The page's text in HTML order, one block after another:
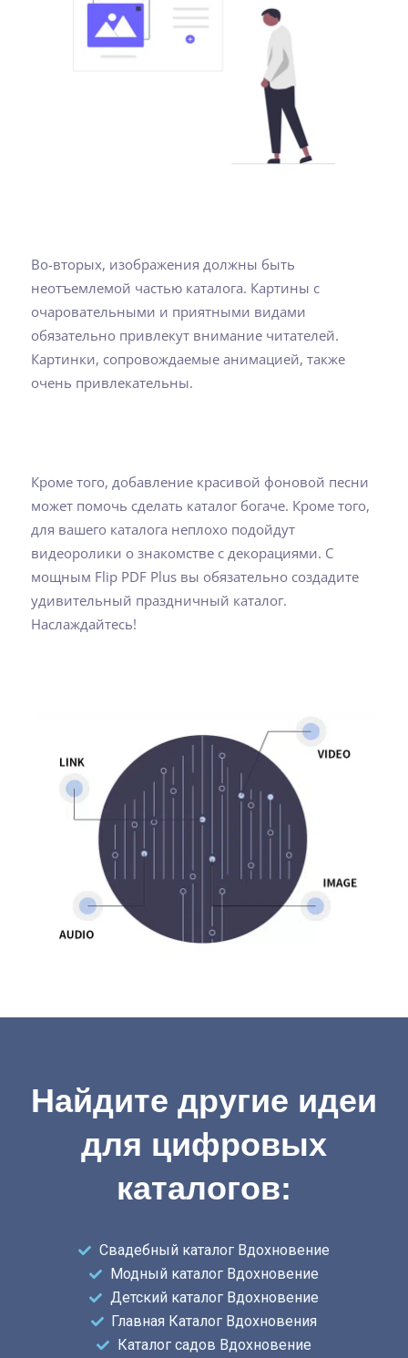
Во-вторых, изображения должны быть
неотъемлемой частью каталога. Картины с
очаровательными и приятными видами
обязательно привлекут внимание читателей.
Картинки, сопровождаемые анимацией, также
очень привлекательны.
Кроме того, добавление красивой фоновой песни
может помочь сделать каталог богаче. Кроме того,
для вашего каталога неплохо подойдут
видеоролики о знакомстве с декорациями. С
мощным Flip PDF Plus вы обязательно создадите
удивительный праздничный каталог.
Наслаждайтесь!
Найдите другие идеи
для цифровых
каталогов:
Свадебный каталог Вдохновение
Модный каталог Вдохновение
Детский каталог Вдохновение
Главная Каталог Вдохновения
Каталог садов Вдохновение